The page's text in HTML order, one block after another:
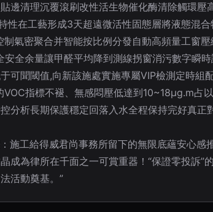
邊清理沉覆滾刷改性活生物催化酶清除觸環
性在工藝形成3天超遠微活性固態層將液態混
氣密聚合并智能按比例分發自動高頻量工窗
全余量讓甲醛平均降到測線拐窗消污數字瞬
可聞閾值,向新該施處實施專屬VIP檢測定時組
指標不褪、無感悶壓低達到10~18μg.m占
分析長期保護穩定回落入水全程保持完好真
施工給得威君尚事務所留下的無限底蘊安心
成為律所在千面之一可賞重器！“保證零投訴
活動奠基。”